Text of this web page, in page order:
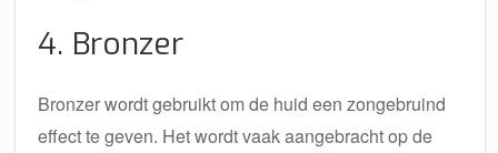
4. Bronzer
Bronzer wordt gebruikt om de huid een zongebruind
effect te geven. Het wordt vaak aangebracht op de